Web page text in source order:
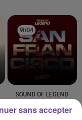
9h04
9h04
SOUND OF LEGEND
sans accepter